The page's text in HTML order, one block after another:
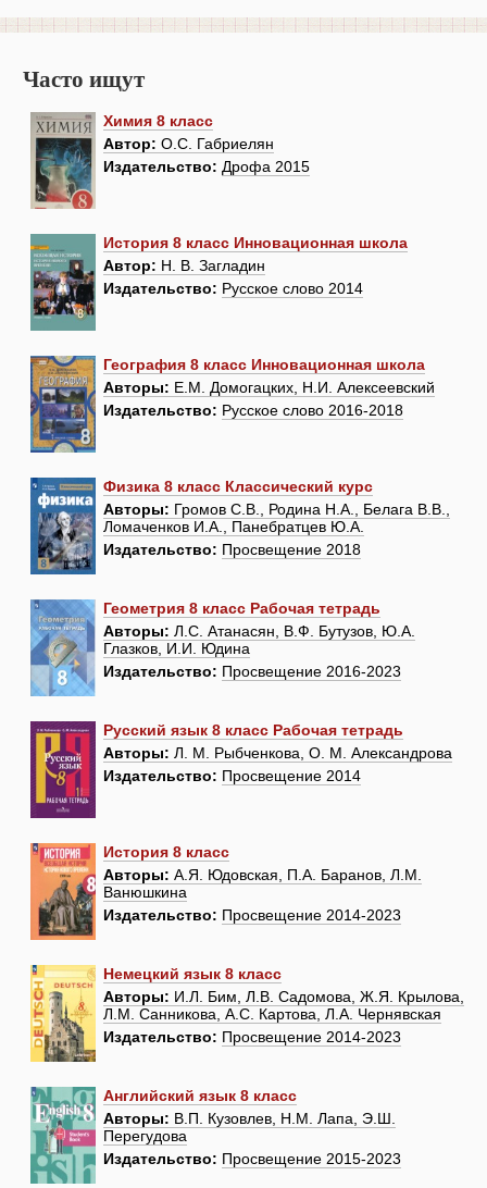
Часто ищут
Химия 8 класс
Автор: О.С. Габриелян
Издательство: Дрофа 2015
История 8 класс Инновационная школа
Автор: Н. В. Загладин
Издательство: Русское слово 2014
География 8 класс Инновационная школа
Авторы: Е.М. Домогацких, Н.И. Алексеевский
Издательство: Русское слово 2016-2018
Физика 8 класс Классический курс
Авторы: Громов С.В., Родина Н.А., Белага В.В.,
Ломаченков И.А., Панебратцев Ю.А.
Издательство: Просвещение 2018
Геометрия 8 класс Рабочая тетрадь
Авторы: Л.С. Атанасян, В.Ф. Бутузов, Ю.А.
Глазков, И.И. Юдина
Издательство: Просвещение 2016-2023
Русский язык 8 класс Рабочая тетрадь
Авторы: Л. М. Рыбченкова, О. М. Александрова
Издательство: Просвещение 2014
История 8 класс
Авторы: А.Я. Юдовская, П.А. Баранов, Л.М.
Ванюшкина
Издательство: Просвещение 2014-2023
Немецкий язык 8 класс
Авторы: И.Л. Бим, Л.В. Садомова, Ж.Я. Крылова,
Л.М. Санникова, А.С. Картова, Л.А. Чернявская
Издательство: Просвещение 2014-2023
Английский язык 8 класс
Авторы: В.П. Кузовлев, Н.М. Лапа, Э.Ш.
Перегудова
Издательство: Просвещение 2015-2023